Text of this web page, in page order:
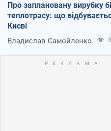
Про заплановану вирубку
теплотрасу: що
Києві
Владислав Самойленко